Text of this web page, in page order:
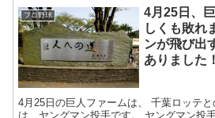
プロ野球
4月25日、
しくも敗れ
ンが飛び出
ありました！
4月25日の巨人ファームは、 千葉ロッテ
は、ヤングマン投手です。 ヤングマン投